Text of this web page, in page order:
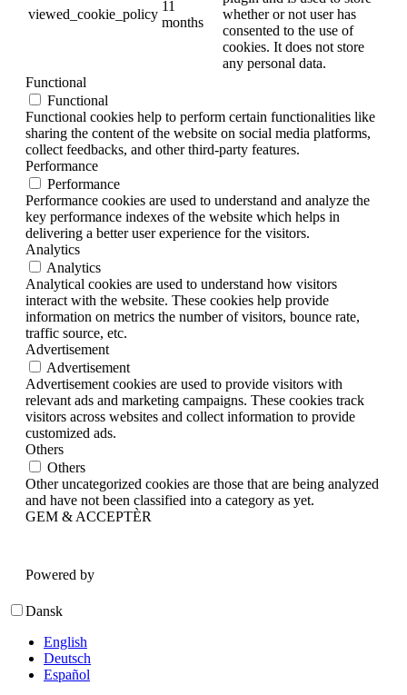
viewed_cookie_policy
11
months
whether or not user has
consented to the use of
cookies. It does not store
any personal data.
Functional
Functional
Functional cookies help to perform certain functionalities like
sharing the content of the website on social media platforms,
collect feedbacks, and other third-party features.
Performance
Performance
Performance cookies are used to understand and analyze the
key performance indexes of the website which helps in
delivering a better user experience for the visitors.
Analytics
Analytics
Analytical cookies are used to understand how visitors
interact with the website. These cookies help provide
information on metrics the number of visitors, bounce rate,
traffic source, etc.
Advertisement
Advertisement
Advertisement cookies are used to provide visitors with
relevant ads and marketing campaigns. These cookies track
visitors across websites and collect information to provide
customized ads.
Others
Others
Other uncategorized cookies are those that are being analyzed
and have not been classified into a category as yet.
GEM & ACCEPTÈR
Powered by
Dansk
English
Deutsch
Español